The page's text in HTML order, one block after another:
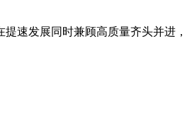
速发展同时兼顾高质量齐头并进